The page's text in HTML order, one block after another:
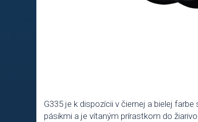
G335 je k dispozícii v čiernej a bielej
pásikmi a je vítaným prírastkom do